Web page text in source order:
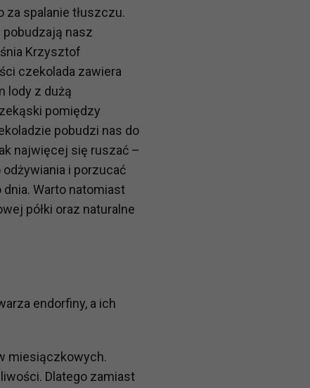
spalanie tłuszczu.
nasz
Krzysztof
czekolada zawiera
lody z dużą
pomiędzy
pobudzi nas do
najwięcej się ruszać –
i porzucać
Warto natomiast
półki oraz naturalne
endorfiny, a ich
miesiączkowych.
Dlatego zamiast
podmiotom przetwarzającym je na nasze zlecenie,
podmiotom uprawnionym do uzyskania danych na podstawie
gdy wystąpią z żądaniem w oparciu o stosowną podstawę
dane o ruchu użytkowników zbierane są przez naszych
usunięcia lub ograniczenia ich przetwarzania. Możesz
oraz skorzystać z innych praw wymienionych
z obowiązującymi przepisami, podstawie prawnej.
w tym dopasowywania ich do Twoich zainteresowań,
jest niezbędność do wykonania umów o ich świadczenie
w usługach, z których korzystasz). Taką podstawą
jest tzw. uzasadniony interes administratora.